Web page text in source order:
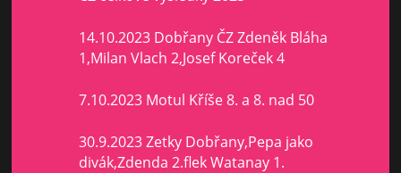
14.10.2023 Dobřany ČZ Zdeněk Bláha
1,Milan Vlach 2,Josef Koreček 4
7.10.2023 Motul Kříše 8. a 8. nad 50
30.9.2023 Zetky Dobřany,Pepa jako
divák,Zdenda 2.flek Watanay 1.